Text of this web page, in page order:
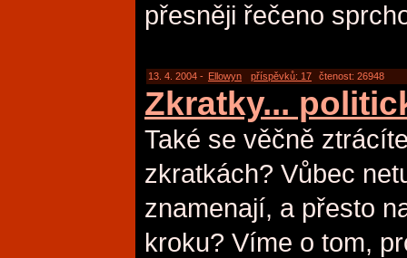
přesněji řečeno
13. 4. 2004 - Ellowyn příspěvků: 17 čtenost: 26948
Zkratky...
Také se věčně
zkratkách? Vůbec
znamenají, a přesto
kroku? Víme o tom,